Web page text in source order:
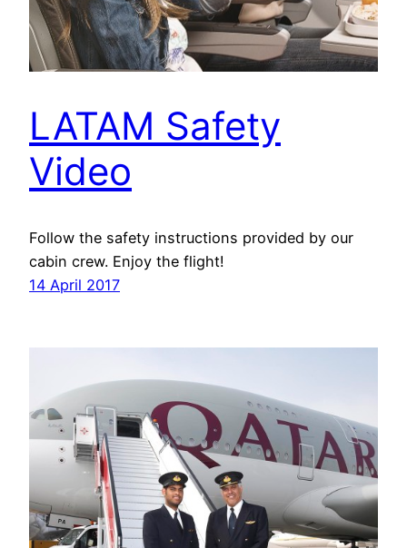
LATAM Safety
Video
Follow the safety instructions provided by our
cabin crew. Enjoy the flight!
14 April 2017